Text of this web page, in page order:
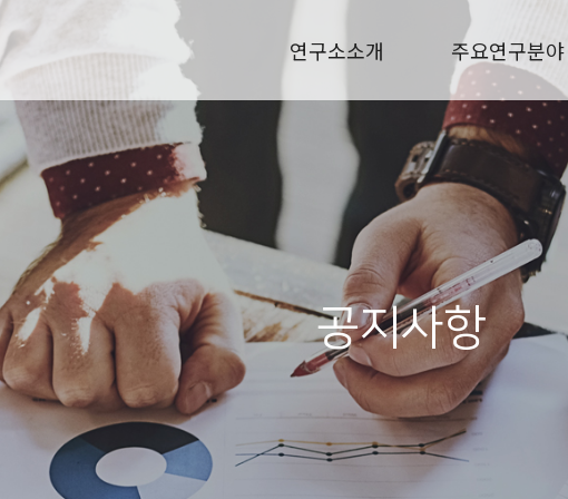
연구소소개 주요연구분야
공지사항